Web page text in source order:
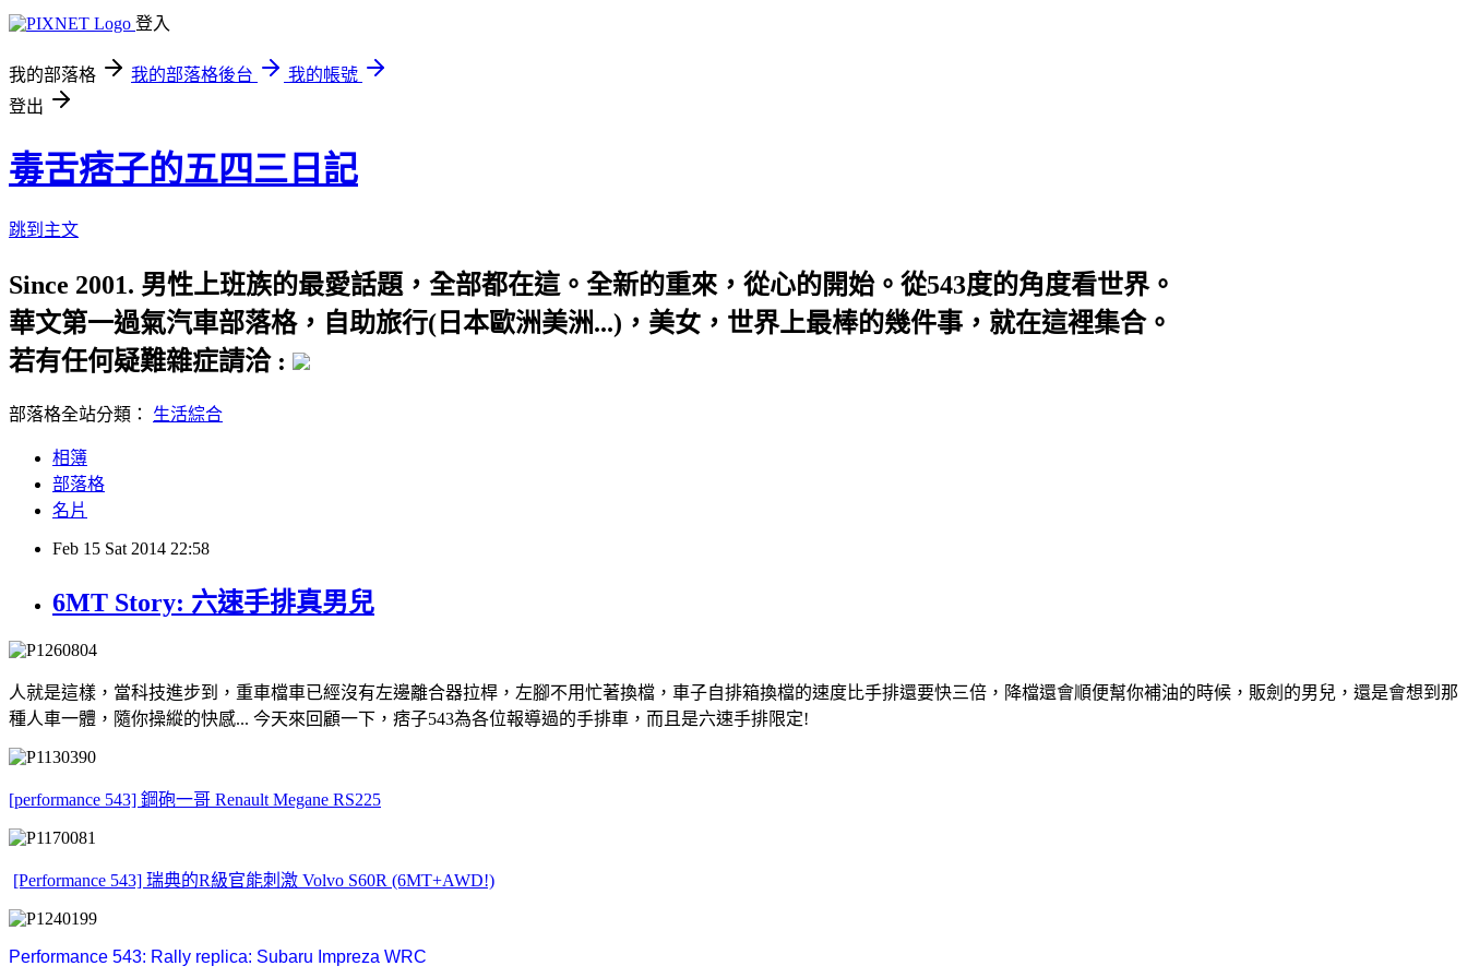
登入
我的部落格 我的部落格後台
我的帳號
登出
毒舌痞子的五四三日記
跳到主文
Since 2001. 男性上班族的最愛話題，全部都在這。全新的重來，從心的開始。從543度的角度看世界。
華文第一過氣汽車部落格，自助旅行(日本歐洲美洲...)，美女，世界上最棒的幾件事，就在這裡集合。
若有任何疑難雜症請洽 :
部落格全站分類： 生活綜合
相簿
部落格
名片
Feb 15 Sat 2014 22:58
6MT Story: 六速手排真男兒
人就是這樣，當科技進步到，重車檔車已經沒有左邊離合器拉桿，左腳不用忙著換檔，車子自排箱換檔的速度比手排還要快三倍，降檔還會順便幫你補油的時候，販劍的男兒，還是會想到那
種人車一體，隨你操縱的快感... 今天來回顧一下，痞子543為各位報導過的手排車，而且是六速手排限定!
[performance 543] 鋼砲一哥 Renault Megane RS225
[Performance 543] 瑞典的R級官能刺激 Volvo S60R (6MT+AWD!)
Performance 543: Rally replica: Subaru Impreza WRC